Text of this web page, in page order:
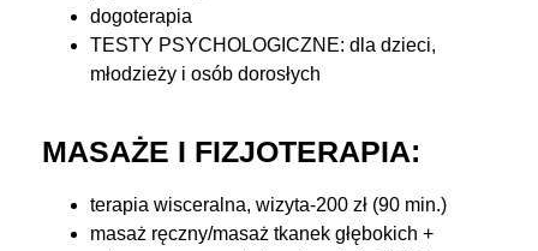
dogoterapia
TESTY PSYCHOLOGICZNE: dla dzieci,
młodzieży i osób dorosłych
MASAŻE I FIZJOTERAPIA:
terapia wisceralna, wizyta-200 zł (90 min.)
masaż ręczny/masaż tkanek głębokich +